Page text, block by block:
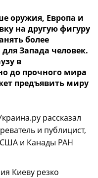
оружия, Европа и
на другую фигуру
более
Запада человек.
в
до прочного мира
предъявить миру
рассказал
и публицист,
США и Канады РАН
Киеву резко